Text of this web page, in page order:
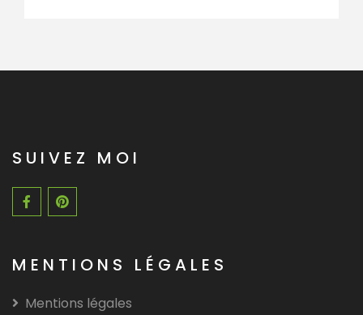
SUIVEZ MOI
MENTIONS LÉGALES
Mentions légales